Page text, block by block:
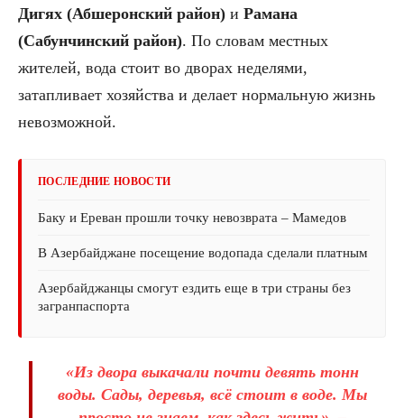
Дигях (Абшеронский район) и Рамана
(Сабунчинский район). По словам местных
жителей, вода стоит во дворах неделями,
затапливает хозяйства и делает нормальную жизнь
невозможной.
ПОСЛЕДНИЕ НОВОСТИ
Баку и Ереван прошли точку невозврата – Мамедов
В Азербайджане посещение водопада сделали платным
Азербайджанцы смогут ездить еще в три страны без
загранпаспорта
«Из двора выкачали почти девять тонн
воды. Сады, деревья, всё стоит в воде. Мы